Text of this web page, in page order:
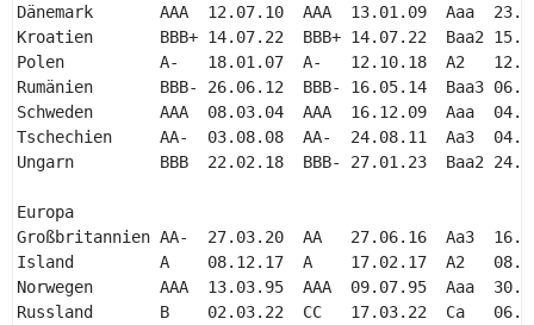
Dänemark       AAA  12.07.10  AAA  13.01.09  Aaa
Kroatien       BBB+ 14.07.22  BBB+ 14.07.22  Baa2
Polen          A-   18.01.07  A-   12.10.18  A2
Rumänien       BBB- 26.06.12  BBB- 16.05.14  Baa3
Schweden       AAA  08.03.04  AAA  16.12.09  Aaa
Tschechien     AA-  03.08.08  AA-  24.08.11  Aa3
Ungarn         BBB  22.02.18  BBB- 27.01.23  Baa2
Europa
Großbritannien AA-  27.03.20  AA   27.06.16  Aa3
Island         A    08.12.17  A    17.02.17  A2
Norwegen       AAA  13.03.95  AAA  09.07.95  Aaa
Russland       B    02.03.22  CC   17.03.22  Ca